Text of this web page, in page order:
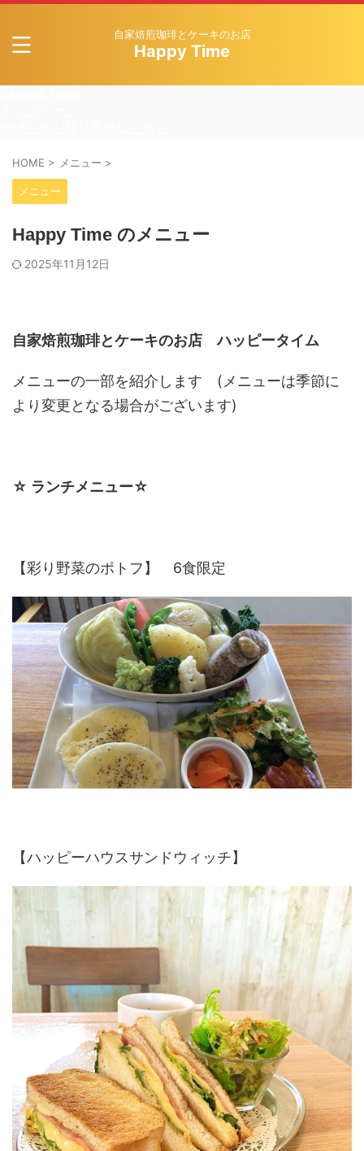
自家焙煎珈琲とケーキのお店
Happy Time
HOME > メニュー >
メニュー
Happy Time のメニュー
2025年11月12日
自家焙煎珈琲とケーキのお店 ハッピータイム
メニューの一部を紹介します (メニューは季節に
より変更となる場合がございます)
☆ ランチメニュー☆
【彩り野菜のポトフ】 6食限定
【ハッピーハウスサンドウィッチ】